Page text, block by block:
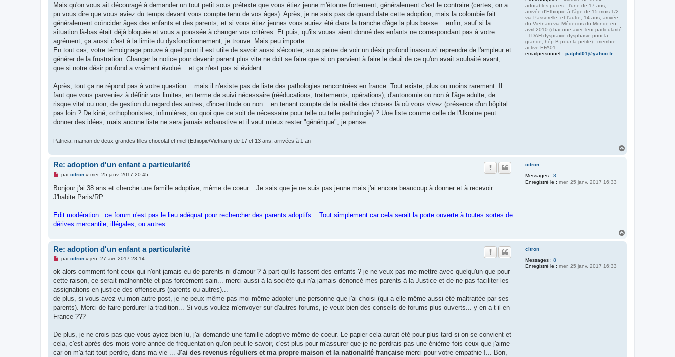
adorables puces : l'une de 17 ans,
arrivée d'Ethiopie à l'âge de 15 mois 1/2
via Passerelle, et l'autre, 14 ans, arrivée
du Vietnam via Médecins du Monde en
avril 2010 (chacune avec leur particularité
: TDAH-dyspraxie-dysphasie pour la
grande, hép B pour la petite) ; membre
active EFA01
emailpersonnel : patphil01@yahoo.fr
o
l
u
Mais qu'on vous ait découragé à demander un tout petit sous prétexte que vous étiez jeune m'étonne fortement, généralement c'est le contraire (certes, on a
pu vous dire que vous aviez du temps devant vous compte tenu de vos âges). Après, je ne sais pas de quand date cette adoption, mais la colombie fait
généralement coïncider âges des enfants et des parents, et si vous étiez jeunes vous auriez été dans la tranche d'âge la plus basse... enfin, sauf si la
situation là-bas était déjà bloquée et vous a poussée à changer vos critères. Et puis, qu'ils vouas aient donné des enfants ne correspondant pas à votre
agrément, ça aussi c'est à la limite du dysfonctionnement, je trouve. Mais peu importe.
En tout cas, votre témoignage prouve à quel point il est utile de savoir aussi s'écouter, sous peine de voir un désir profond inassouvi reprendre de l'ampleur et
générer de la frustration. Changer la notice pour devenir parent plus vite ne doit se faire que si on parvient à faire le deuil de ce qu'on avait souhaité avant,
que si notre désir profond a vraiment évolué... et ça n'est pas si évident.
Après, tout ça ne répond pas à votre question... mais il n'existe pas de liste des pathologies rencontrées en france. Tout existe, plus ou moins rarement. Il
faut que vous parveniez à définir vos limites, en terme de suivi nécessaire (rééducations, traitements, opérations), d'autonomie ou non à l'âge adulte, de
risque vital ou non, de gestion du regard des autres, d'incertitude ou non... en tenant compte de la réalité des choses là où vous vivez (présence d'un hôpital
pas loin ? De kiné, orthophonistes, infirmières, ou quoi que ce soit de nécessaire pour telle ou telle pathologie) ? Une liste comme celle de l'Ukraine peut
donner des idées, mais aucune liste ne sera jamais exhaustive et il vaut mieux rester "générique", je pense...
Patricia, maman de deux grandes filles chocolat et miel (Ethiopie/Vietnam) de 17 et 13 ans, arrivées à 1 an
citron
Messages : 8
Enregistré le : mer. 25 janv. 2017 16:33
Re: adoption d'un enfant a particularité
M
s
a
n
o
u
parcitron» mer. 25 janv. 2017 20:45
Bonjour j'ai 38 ans et cherche une famille adoptive, même de coeur... Je sais que je ne suis pas jeune mais j'ai encore beaucoup à donner et à recevoir...
J'habite Paris/RP.
Edit modération : ce forum n'est pas le lieu adéquat pour rechercher des parents adoptifs... Tout simplement car cela serait la porte ouverte à toutes sortes de
dérives mercantile, illégales, ou autres
citron
Messages : 8
Enregistré le : mer. 25 janv. 2017 16:33
Re: adoption d'un enfant a particularité
M
s
a
g
n
o
l
parcitron» jeu. 27 avr. 2017 23:14
ok alors comment font ceux qui n'ont jamais eu de parents ni d'amour ? à part qu'ils fassent des enfants ? je ne veux pas me mettre avec quelqu'un que pour
cette raison, ce serait malhonnête et pas forcément sain... merci aussi à la société qui n'a jamais dénoncé mes parents à la Justice et de ne pas faciliter les
assignations en justice des offenseurs (parents ou autres)...
de plus, si vous avez vu mon autre post, je ne peux même pas moi-même adopter une personne que j'ai choisi (qui a elle-même aussi été maltraitée par ses
parents). Merci de faire perdurer la tradition... Si vous voulez m'envoyer sur d'autres forums, je veux bien des conseils de forums plus ouverts... y en a t-il en
France ???
De plus, je ne crois pas que vous ayiez bien lu, j'ai demandé une famille adoptive même de coeur. Le papier cela aurait été pour plus tard si on se convient et
cela, c'est après des mois voire année de fréquentation qu'on peut le savoir, c'est plus pour m'assurer que je ne perdrais pas une énième fois ceux que j'aime
car on m'a fait tout perdre, dans ma vie ... J'ai des revenus réguliers et ma propre maison et la nationalité française merci pour votre empathie !... Bon,